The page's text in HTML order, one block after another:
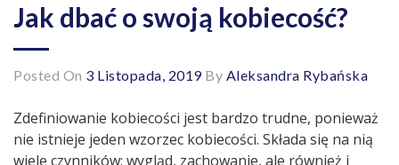
Jak dbać o swoją kobiecość?
Posted On 3 Listopada, 2019By Aleksandra Rybańska
Zdefiniowanie kobiecości jest bardzo trudne, ponieważ
nie istnieje jeden wzorzec kobiecości. Składa się na nią
wiele czynników: wygląd, zachowanie, ale również i